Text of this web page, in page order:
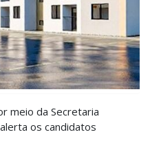
meio da Secretaria
os candidatos